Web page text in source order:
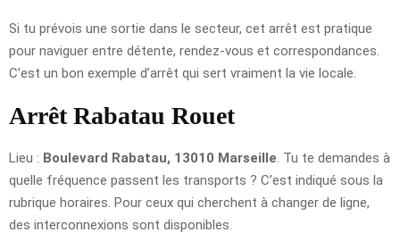
Si tu prévois une sortie dans le secteur, cet arrêt est pratique
pour naviguer entre détente, rendez-vous et correspondances.
C’est un bon exemple d’arrêt qui sert vraiment la vie locale.
Arrêt Rabatau Rouet
Lieu : Boulevard Rabatau, 13010 Marseille . Tu te demandes à
quelle fréquence passent les transports ? C’est indiqué sous la
rubrique horaires. Pour ceux qui cherchent à changer de ligne,
des interconnexions sont disponibles.